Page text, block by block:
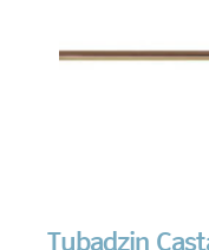
Tubadzin